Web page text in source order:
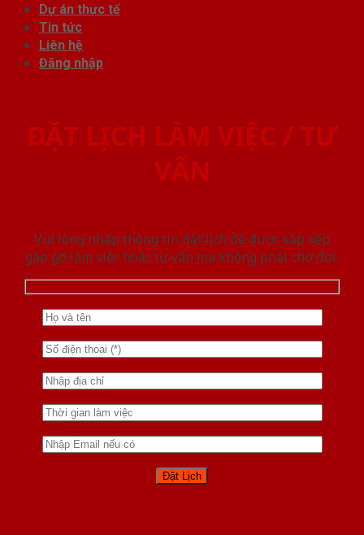
Dự án thực tế
Tin tức
Liên hệ
Đăng nhập
ĐẶT LỊCH LÀM VIỆC / TƯ
VẤN
Vui lòng nhập thông tin đặt lịch để được sắp xếp
gặp gỡ làm việc hoăc tư vấn mà không phải chờ đợi.